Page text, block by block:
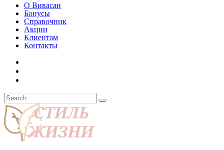
О Вивасан
Бонусы
Справочник
Акции
Клиентам
Контакты